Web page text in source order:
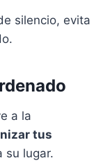
silencio, evita
a la
tus
su lugar.